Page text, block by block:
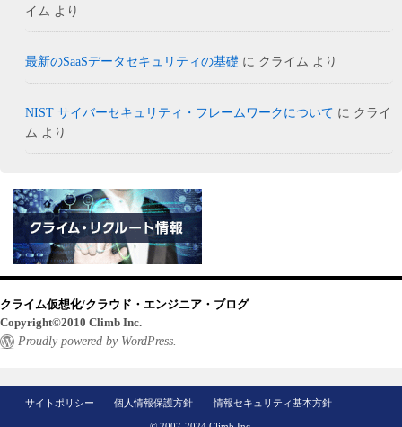
イム より
最新のSaaSデータセキュリティの基礎 に クライム より
NIST サイバーセキュリティ・フレームワークについて に クライ
ム より
クライム仮想化/クラウド・エンジニア・ブログ
Copyright©2010 Climb Inc.
Proudly powered by WordPress.
サイトポリシー 個人情報保護方針 情報セキュリティ基本方針